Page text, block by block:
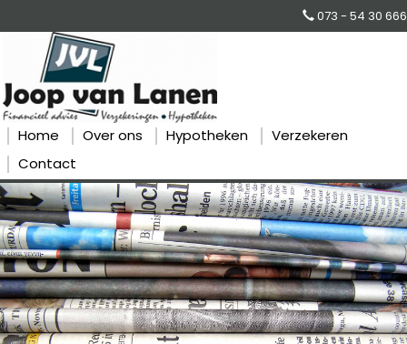
073 - 54 30 666
Home Over ons Hypotheken
Verzekeren
Contact